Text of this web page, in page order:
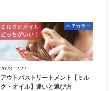
ヘアカラー
2023.12.22
アウトバストリートメント【ミル
ク・オイル】違いと選び方